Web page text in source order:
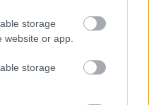
storage
website or app.
storage